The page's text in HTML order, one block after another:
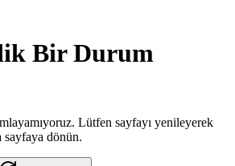
Bir Durum
Lütfen sayfayı yenileyerek
sayfaya dönün.